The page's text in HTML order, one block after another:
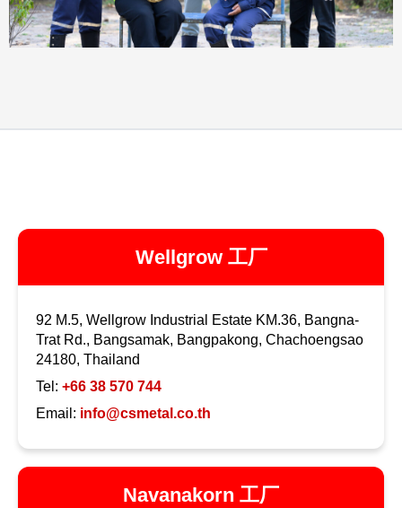
Wellgrow 工厂
92 M.5, Wellgrow Industrial Estate KM.36, Bangna-
Trat Rd., Bangsamak, Bangpakong, Chachoengsao
24180, Thailand
Tel: +66 38 570 744
Email: info@csmetal.co.th
Navanakorn 工厂